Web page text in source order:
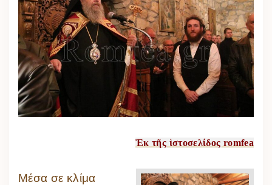
Ἐκ τῆς ἱστοσελίδος romfea
Μέσα σε κλίμα